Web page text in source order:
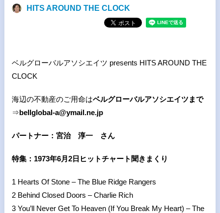
HITS AROUND THE CLOCK
ベルグローバルアソシエイツ presents HITS AROUND THE
CLOCK
海辺の不動産のご用命はベルグローバルアソシエイツまで
⇒bellglobal-a@ymail.ne.jp
パートナー：宮治 淳一 さん
特集：1973年6月2日ヒットチャート聞きまくり
1 Hearts Of Stone – The Blue Ridge Rangers
2 Behind Closed Doors – Charlie Rich
3 You’ll Never Get To Heaven (If You Break My Heart) – The